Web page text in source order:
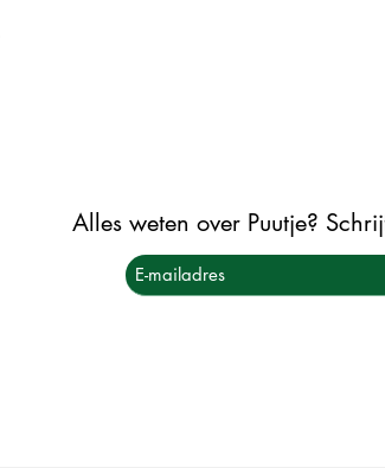
Alles weten over Puutje?